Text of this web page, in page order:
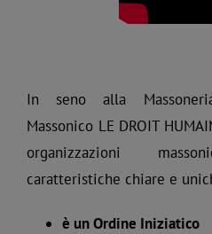
In seno alla
Massonico LE DROIT
organizzazioni
caratteristiche chiare e
è un Ordine Iniziatico